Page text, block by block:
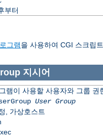
부터
그램을 사용하여 CGI 스크립
지시어
램이 사용할 사용자와 그룹 권
User Group
, 가상호스트